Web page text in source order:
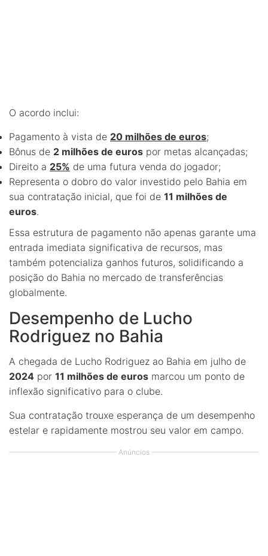
O acordo inclui:
Pagamento à vista de 20 milhões de euros;
Bônus de 2 milhões de euros por metas alcançadas;
Direito a 25% de uma futura venda do jogador;
Representa o dobro do valor investido pelo Bahia em
sua contratação inicial, que foi de 11 milhões de
euros.
Essa estrutura de pagamento não apenas garante uma
entrada imediata significativa de recursos, mas
também potencializa ganhos futuros, solidificando a
posição do Bahia no mercado de transferências
globalmente.
Desempenho de Lucho
Rodriguez no Bahia
A chegada de Lucho Rodriguez ao Bahia em julho de
2024 por 11 milhões de euros marcou um ponto de
inflexão significativo para o clube.
Sua contratação trouxe esperança de um desempenho
estelar e rapidamente mostrou seu valor em campo.
Anúncios